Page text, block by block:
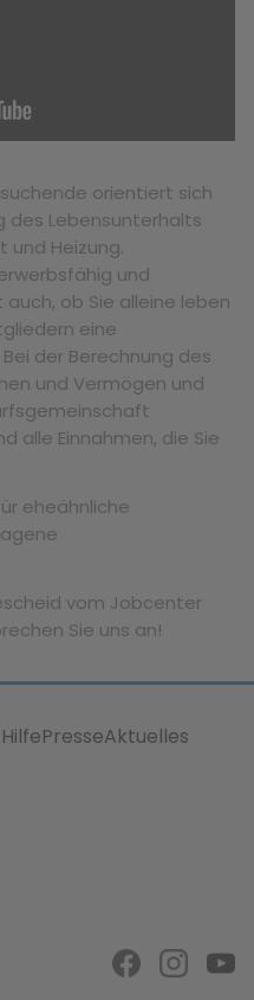
orientiert sich
des Lebensunterhalts
und Heizung.
und
ob Sie alleine leben
eine
der Berechnung des
und Vermögen und
alle Einnahmen, die Sie
eheähnliche
vom Jobcenter
Sie uns an!
PresseAktuelles